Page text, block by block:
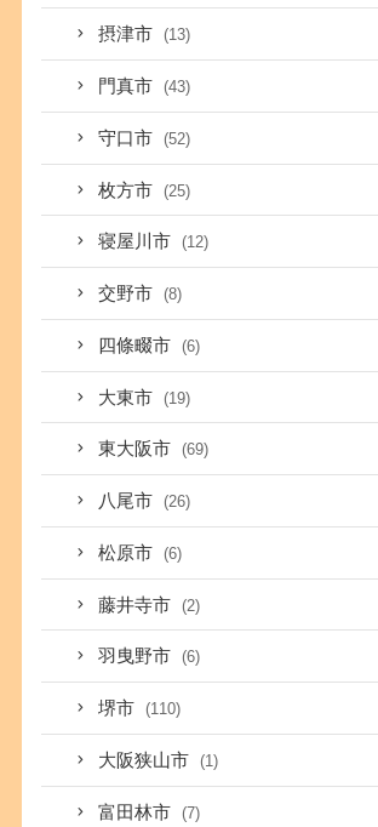
摂津市 (13)
門真市 (43)
守口市 (52)
枚方市 (25)
寝屋川市 (12)
交野市 (8)
四條畷市 (6)
大東市 (19)
東大阪市 (69)
八尾市 (26)
松原市 (6)
藤井寺市 (2)
羽曳野市 (6)
堺市 (110)
大阪狭山市 (1)
富田林市 (7)